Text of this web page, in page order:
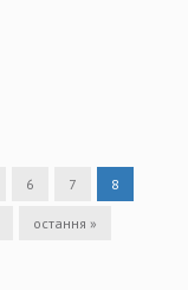
6 7 8
остання »